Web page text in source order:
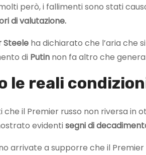
però, i fallimenti sono stati
di valutazione.
Steele ha dichiarato che l’aria che
di Putin non fa altro che
le reali
che il Premier russo non riversa in
evidentisegni di
arrivate a supporre che il